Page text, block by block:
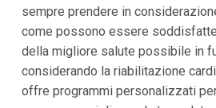
sempre prendere in
come possono essere
della migliore salute possibile in
considerando la riabilitazione
offre programmi personalizzati